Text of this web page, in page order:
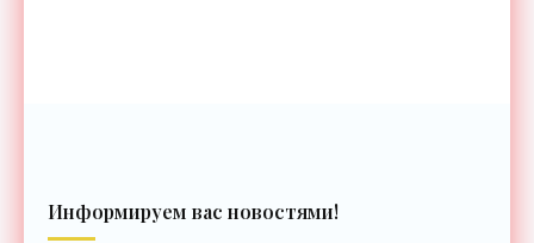
Информируем вас новостями!